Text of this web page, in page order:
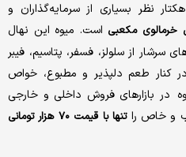
۶۰ تنی در هکتار نظر بسیاری از سرمایه‌گذاران و
خرمالوی مکعبی است. میوه این نهال
از سلولز، فسفر، پتاسیم، فیبر
کنار طعم دلپذیر و مطبوع، خواص
در بازارهای فروش داخلی و خارجی
و خاص راتنها با قیمت ۷۰ هزار تومانی